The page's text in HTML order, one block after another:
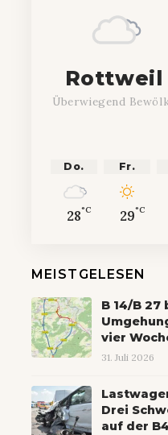
Rottweil
Überwiegend
Do.
28°C
Fr.
29°C
MEISTGELESEN
B 14/B
vier
31. Juli 2026
Drei
auf der